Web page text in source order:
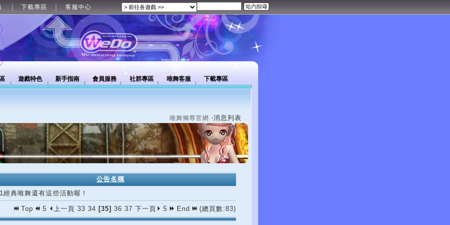
下載專區 客服中心
遊戲特色 新手指南 會員服務 社群專區 唯舞客服 下載專區
唯舞獨尊官網 ‧消息列表
公告名稱
經典唯舞還有這些活動喔！
Top 5 上一頁 33 34 [35] 36 37 下一頁 5 End (總頁數:83)